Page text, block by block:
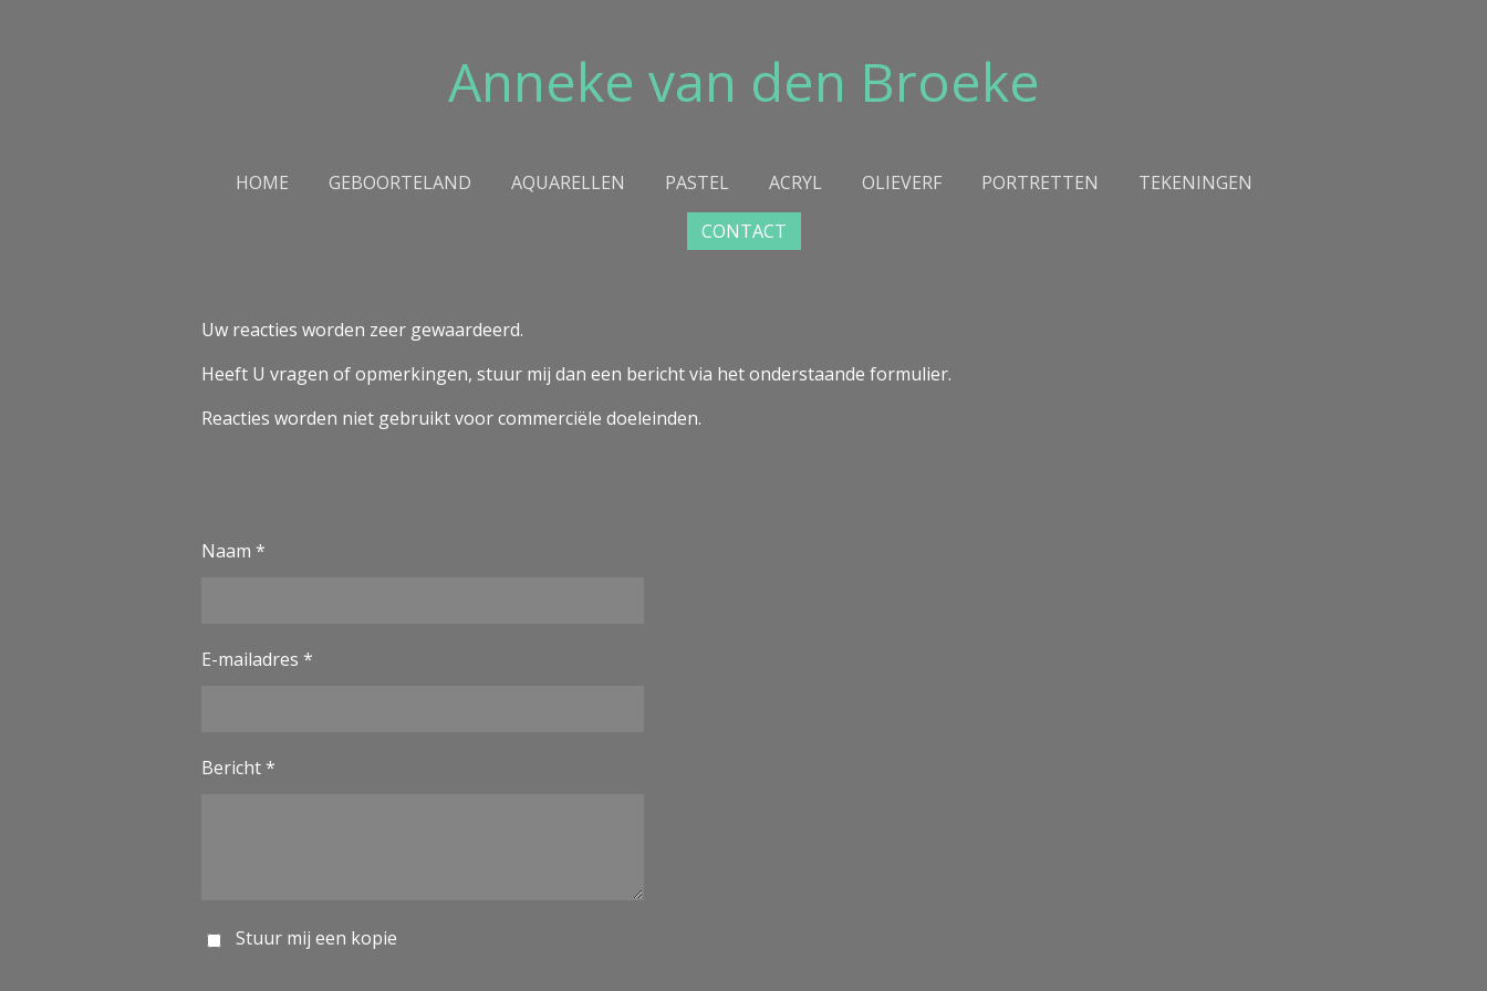
Anneke van den Broeke
HOME GEBOORTELAND AQUARELLEN PASTEL ACRYL OLIEVERF PORTRETTEN
TEKENINGEN
CONTACT
Uw reacties worden zeer gewaardeerd.
Heeft U vragen of opmerkingen, stuur mij dan een bericht via het onderstaande formulier.
Reacties worden niet gebruikt voor commerciële doeleinden.
Naam *
E-mailadres *
Bericht *
Stuur mij een kopie